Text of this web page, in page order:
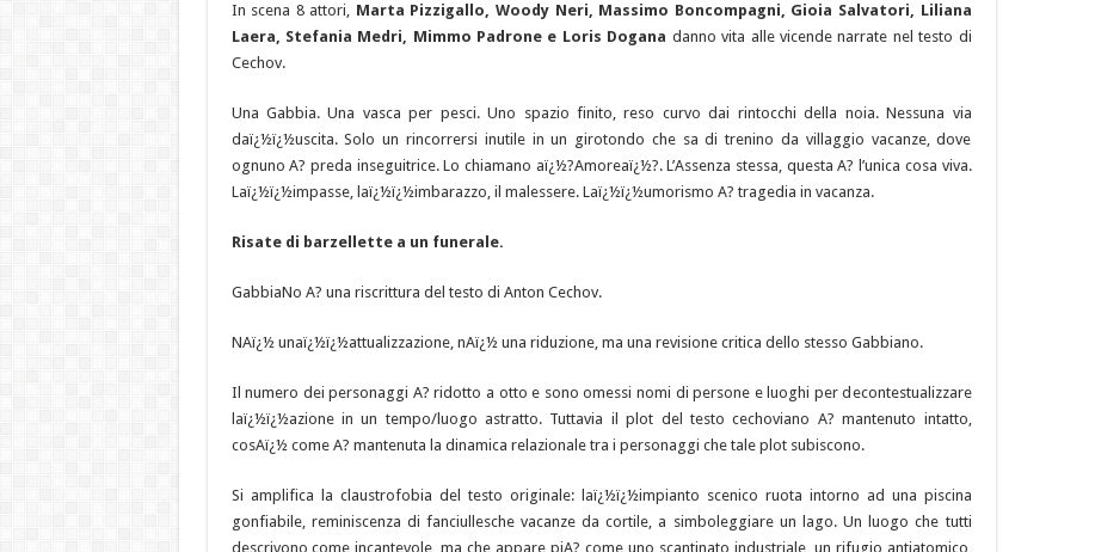
In scena 8 attori, Marta Pizzigallo, Woody Neri, Massimo Boncompagni, Gioia Salvatori, Liliana
Laera, Stefania Medri, Mimmo Padrone e Loris Dogana danno vita alle vicende narrate nel testo di
Cechov.
Una Gabbia. Una vasca per pesci. Uno spazio finito, reso curvo dai rintocchi della noia. Nessuna via
daï¿½ï¿½uscita. Solo un rincorrersi inutile in un girotondo che sa di trenino da villaggio vacanze, dove
ognuno A? preda inseguitrice. Lo chiamano aï¿½?Amoreaï¿½?. L’Assenza stessa, questa A? l’unica cosa viva.
Laï¿½ï¿½impasse, laï¿½ï¿½imbarazzo, il malessere. Laï¿½ï¿½umorismo A? tragedia in vacanza.
Risate di barzellette a un funerale.
GabbiaNo A? una riscrittura del testo di Anton Cechov.
NAï¿½ unaï¿½ï¿½attualizzazione, nAï¿½ una riduzione, ma una revisione critica dello stesso Gabbiano.
Il numero dei personaggi A? ridotto a otto e sono omessi nomi di persone e luoghi per decontestualizzare
laï¿½ï¿½azione in un tempo/luogo astratto. Tuttavia il plot del testo cechoviano A? mantenuto intatto,
cosAï¿½ come A? mantenuta la dinamica relazionale tra i personaggi che tale plot subiscono.
Si amplifica la claustrofobia del testo originale: laï¿½ï¿½impianto scenico ruota intorno ad una piscina
gonfiabile, reminiscenza di fanciullesche vacanze da cortile, a simboleggiare un lago. Un luogo che tutti
descrivono come incantevole, ma che appare piA? come uno scantinato industriale, un rifugio antiatomico,